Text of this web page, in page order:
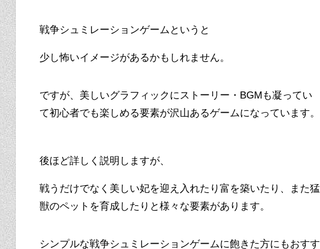
戦争シュミレーションゲームというと
少し怖いイメージがあるかもしれません。
ですが、美しいグラフィックにストーリー・BGMも凝ってい
て初心者でも楽しめる要素が沢山あるゲームになっています。
後ほど詳しく説明しますが、
戦うだけでなく美しい妃を迎え入れたり富を築いたり、また猛
獣のペットを育成したりと様々な要素があります。
シンプルな戦争シュミレーションゲームに飽きた方にもおすす